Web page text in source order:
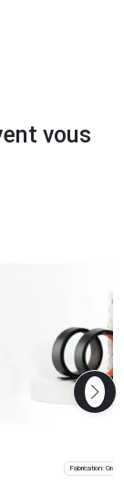
vous
Fabrication: